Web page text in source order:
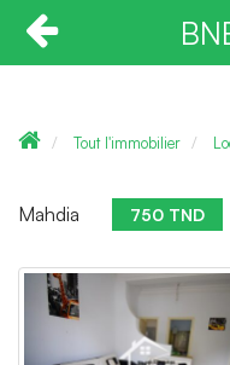
Tout l'immobilier
Mahdia 750 TND